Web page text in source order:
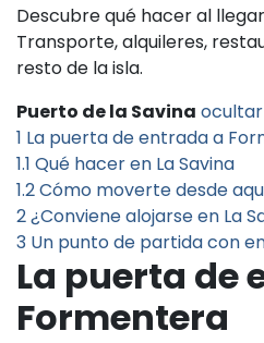
Descubre qué hacer al
Transporte, alquileres,
resto de la isla.
Puerto de la Savina ocultar
1 La puerta de entrada a
1.1 Qué hacer en La Savina
1.2Cómo moverte desde
2¿Conviene alojarse en La
3 Un punto de partida con
La puerta de
Formentera